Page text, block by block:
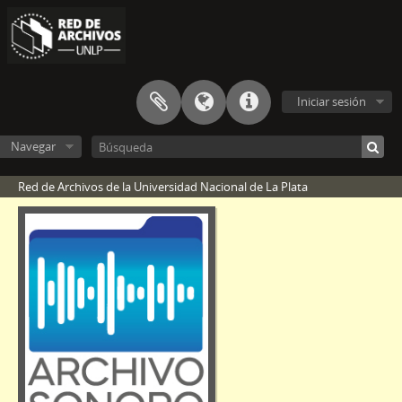
Iniciar sesión
Navegar
Red de Archivos de la Universidad Nacional de La Plata
[Fondo] F-LR11 - Fondo de Radio Universidad de La Plata
[Sección] S2 - Entrevistas